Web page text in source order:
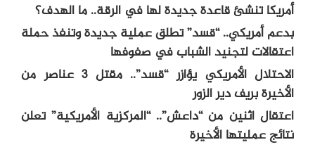
أمريكا تنشئ قاعدة جديدة لها في الرقة.. ما الهدف؟
بدعم أمريكي.. “قسد” تطلق عملية جديدة وتنفذ حملة
اعتقالات لتجنيد الشباب في صفوفها
الاحتلال الأمريكي يؤازر “قسد”.. مقتل 3 عناصر من
الأخيرة بريف دير الزور
اعتقال اثنين من “داعش”.. “المركزية الأمريكية” تعلن
نتائج عمليتها الأخيرة